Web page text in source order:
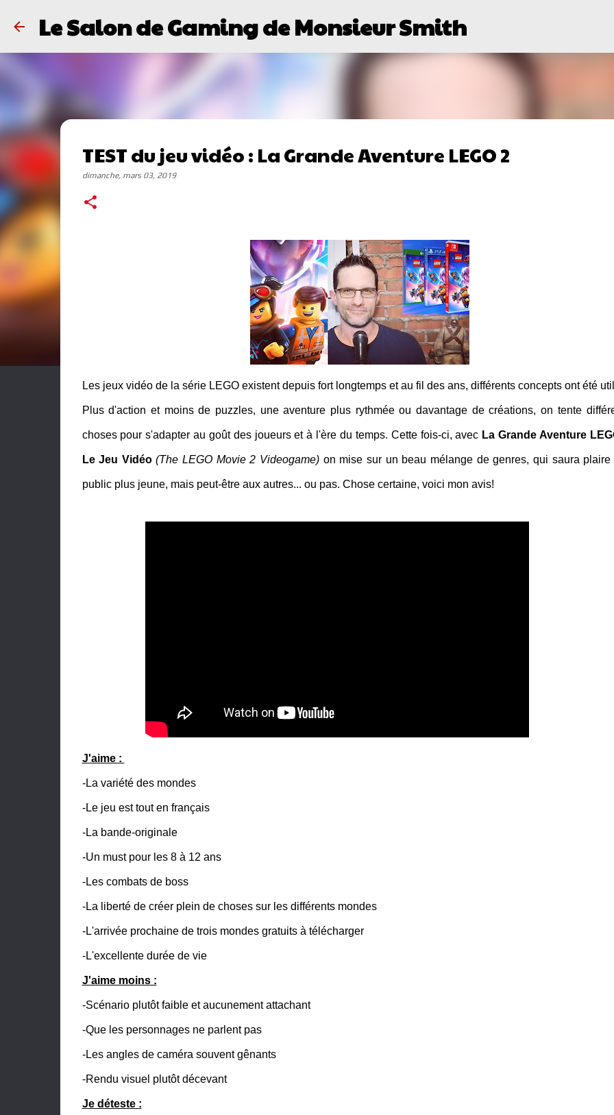
Passer au contenu principal
Le Salon de Gaming de Monsieur Smith
TEST du jeu vidéo : La Grande Aventure LEGO 2
dimanche, mars 03, 2019
Les jeux vidéo de la série LEGO existent depuis fort longtemps et au fil des ans, différents concepts ont été
Plus d'action et moins de puzzles, une aventure plus rythmée ou davantage de créations, on tente
choses pour s'adapter au goût des joueurs et à l'ère du temps. Cette fois-ci, avec La Grande Aventure
Le Jeu Vidéo (The LEGO Movie 2 Videogame) on mise sur un beau mélange de genres, qui saura plaire
public plus jeune, mais peut-être aux autres... ou pas. Chose certaine, voici mon avis!
J'aime :
-La variété des mondes
-Le jeu est tout en français
-La bande-originale
-Un must pour les 8 à 12 ans
-Les combats de boss
-La liberté de créer plein de choses sur les différents mondes
-L'arrivée prochaine de trois mondes gratuits à télécharger
-L'excellente durée de vie
J'aime moins :
-Scénario plutôt faible et aucunement attachant
-Que les personnages ne parlent pas
-Les angles de caméra souvent gênants
-Rendu visuel plutôt décevant
Je déteste :